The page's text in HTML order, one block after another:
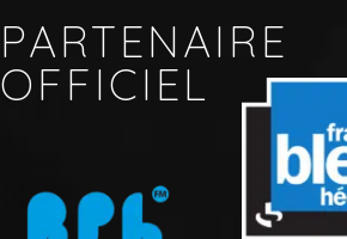
PARTENAIRE
OFFICIEL